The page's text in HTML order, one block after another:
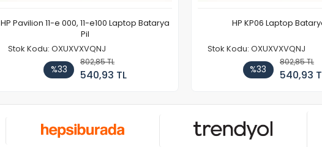
HP Pavilion 11-e 000, 11-e100 Laptop Batarya
Pil
Stok Kodu: OXUXVXVQNJ
%33
802,85 TL
540,93 TL
HP KP06 Laptop
Stok Kodu: OXUXVXVQNJ
%33
802,85 TL
540,93